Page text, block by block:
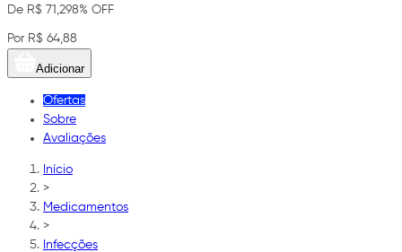
De R$ 71,298% OFF
Por R$ 64,88
Adicionar
Ofertas
Sobre
Avaliações
Início
>
Medicamentos
>
Infecções